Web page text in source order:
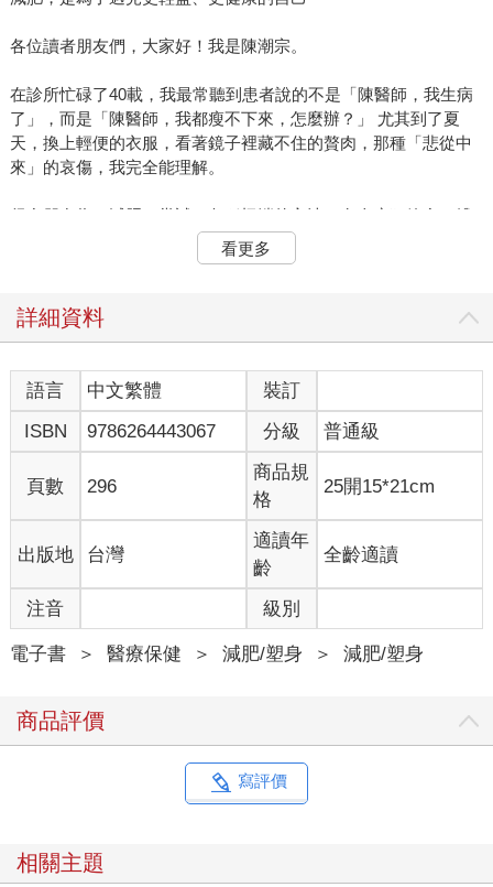
各位讀者朋友們，大家好！我是陳潮宗。
在診所忙碌了40載，我最常聽到患者說的不是「陳醫師，我生病
了」，而是「陳醫師，我都瘦不下來，怎麼辦？」 尤其到了夏
天，換上輕便的衣服，看著鏡子裡藏不住的贅肉，那種「悲從中
來」的哀傷，我完全能理解。
很多朋友為了減肥，嘗試了各種極端的方法：有人瘋狂節食，餓
到臉色蠟黃、月經失調；有人拚命吃素，結果頭髮大把大把掉，
整個人蒼老了十歲；甚至有人怕喝太多水導致水腫，乾脆連水都
減肥不該是一場自我折磨的修行，更不該賠上珍貴的健康。
在中醫的觀點裡，肥胖往往跟你的體質息息相關。 現代人壓力
大、愛喝手搖飲、偏愛油炸與甜食，再加上坐辦公室缺乏運動，
長期下來，身體的脾胃功能失調了，就像排水溝塞住了一樣，多
餘的水分、油脂與廢物在體內排不出去，就變成了中醫所說的
「痰濕」。
所謂「胖人多痰濕」，這類型的朋友通常是「虛胖」，肉鬆鬆垮
垮的，容易覺得累、睡不飽，甚至感覺喉嚨總有一口痰卡著。如
果你不先處理體內的這些「垃圾」，只是盲目少吃，身體代謝不
動，體重自然就紋風不動。
這本書，是你的「居家減重好夥伴」
的教科書，而是一本你能放在廚房、放在床頭，隨時翻閱的實用
工具：
認識你的體質：教你從大便、舌頭、生活習慣，輕鬆判斷自己是
吃出好身材：減肥不需要挨餓！書中整理了豐富的蔬菜、水果與
看更多
詳細資料
語言 中文繁體
裝訂
ISBN
9786264443067 分級 普通級
頁數 296
商品規
格
25開15*21cm
出版地 台灣
適讀年
齡
全齡適讀
注音 級別
電子書 ＞ 醫療保健 ＞ 減肥/塑身 ＞ 減肥/塑身
商品評價
寫評價
相關主題